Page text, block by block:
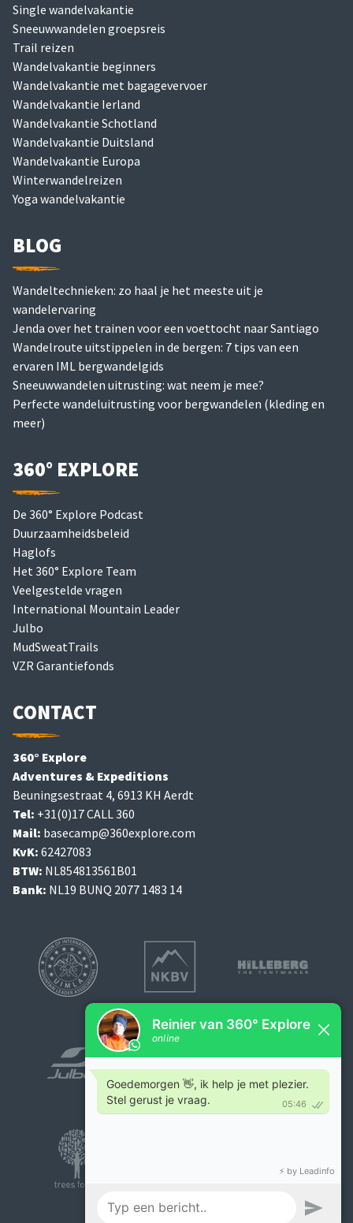
Single wandelvakantie
Sneeuwwandelen groepsreis
Trail reizen
Wandelvakantie beginners
Wandelvakantie met bagagevervoer
Wandelvakantie Ierland
Wandelvakantie Schotland
Wandelvakantie Duitsland
Wandelvakantie Europa
Winterwandelreizen
Yoga wandelvakantie
BLOG
Wandeltechnieken: zo haal je het meeste uit je
wandelervaring
Jenda over het trainen voor een voettocht naar Santiago
Wandelroute uitstippelen in de bergen: 7 tips van een
ervaren IML bergwandelgids
Sneeuwwandelen uitrusting: wat neem je mee?
Perfecte wandeluitrusting voor bergwandelen (kleding en
meer)
360° EXPLORE
De 360° Explore Podcast
Duurzaamheidsbeleid
Haglofs
Het 360° Explore Team
Veelgestelde vragen
International Mountain Leader
Julbo
MudSweatTrails
VZR Garantiefonds
CONTACT
360° Explore
Adventures & Expeditions
Beuningsestraat 4, 6913 KH Aerdt
Tel: +31(0)17 CALL 360
Mail: basecamp@360explore.com
KvK: 62427083
BTW: NL854813561B01
Bank: NL19 BUNQ 2077 1483 14